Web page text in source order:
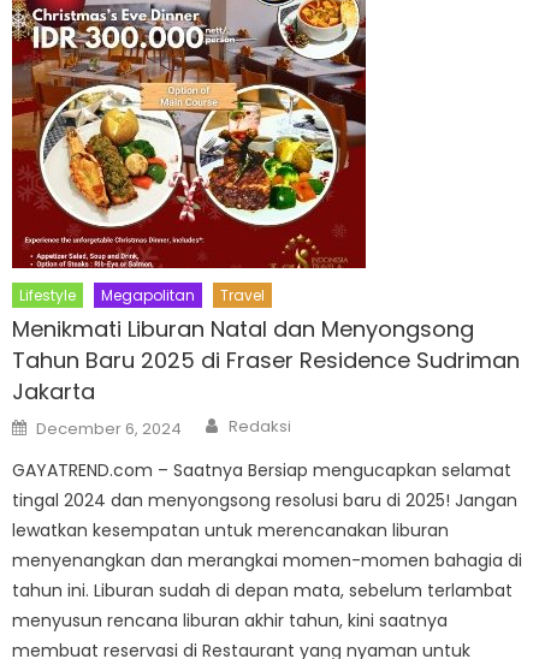
Lifestyle Megapolitan Travel
Menikmati Liburan Natal dan Menyongsong
Tahun Baru 2025 di Fraser Residence Sudriman
Jakarta
Posted
on
December 6, 2024 Author
Redaksi
GAYATREND.com – Saatnya Bersiap mengucapkan selamat
tingal 2024 dan menyongsong resolusi baru di 2025! Jangan
lewatkan kesempatan untuk merencanakan liburan
menyenangkan dan merangkai momen-momen bahagia di
tahun ini. Liburan sudah di depan mata, sebelum terlambat
menyusun rencana liburan akhir tahun, kini saatnya
membuat reservasi di Restaurant yang nyaman untuk